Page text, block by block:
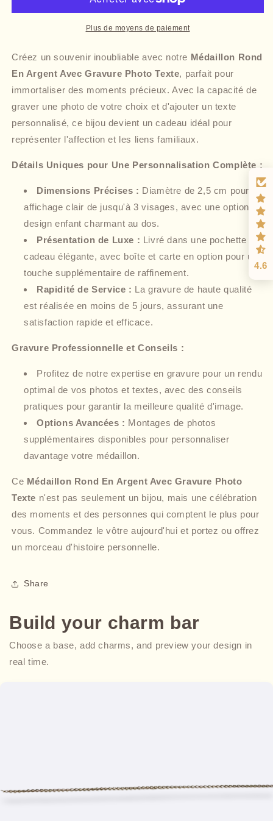
Plus de moyens de paiement
Créez un souvenir inoubliable avec notre Médaillon Rond
En Argent Avec Gravure Photo Texte, parfait pour
immortaliser des moments précieux. Avec la capacité de
graver une photo de votre choix et d'ajouter un texte
personnalisé, ce bijou devient un cadeau idéal pour
représenter l'affection et les liens familiaux.
Détails Uniques pour Une Personnalisation Complète :
Dimensions Précises : Diamètre de 2,5 cm pour un
affichage clair de jusqu'à 3 visages, avec une option de
design enfant charmant au dos.
Présentation de Luxe : Livré dans une pochette
cadeau élégante, avec boîte et carte en option pour une
touche supplémentaire de raffinement.
Rapidité de Service : La gravure de haute qualité
est réalisée en moins de 5 jours, assurant une
satisfaction rapide et efficace.
Gravure Professionnelle et Conseils :
Profitez de notre expertise en gravure pour un rendu
optimal de vos photos et textes, avec des conseils
pratiques pour garantir la meilleure qualité d'image.
Options Avancées : Montages de photos
supplémentaires disponibles pour personnaliser
davantage votre médaillon.
Ce Médaillon Rond En Argent Avec Gravure Photo
Texte n'est pas seulement un bijou, mais une célébration
des moments et des personnes qui comptent le plus pour
vous. Commandez le vôtre aujourd'hui et portez ou offrez
un morceau d'histoire personnelle.
Share
Build your charm bar
Choose a base, add charms, and preview your design in
real time.
4.6